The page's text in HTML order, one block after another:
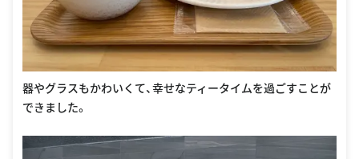
器やグラスもかわいくて、幸せなティータイムを過ごすことが
できました。